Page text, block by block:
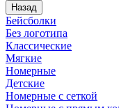
Назад
Бейсболки
Без логотипа
Классические
Мягкие
Номерные
Детские
Номерные с сеткой